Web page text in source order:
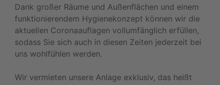
Dank großer Räume und Außenflächen und einem
funktionierendem Hygienekonzept können wir die
aktuellen Coronaauflagen vollumfänglich erfüllen,
sodass Sie sich auch in diesen Zeiten jederzeit bei
uns wohlfühlen werden.
Wir vermieten unsere Anlage exklusiv, das heißt